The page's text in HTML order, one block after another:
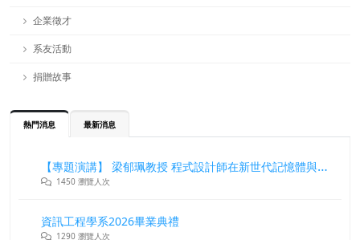
企業徵才
系友活動
捐贈故事
熱門消息 最新消息
【專題演講】 梁郁珮教授 程式設計師在新世代記憶體與儲存系統中的角色與挑戰
1450 瀏覽人次
資訊工程學系2026畢業典禮
1290 瀏覽人次